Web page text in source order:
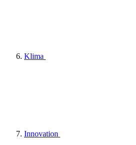
Klima
Innovation